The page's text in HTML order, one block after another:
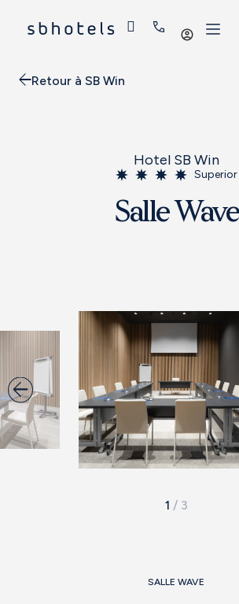
Se
Retour à SB Win
Hotel SB Win
Superior
Salle Wave
1 / 3
SALLE WAVE